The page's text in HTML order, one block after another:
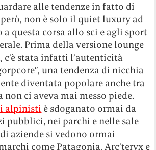
alle tendenze in fatto di
non è solo il quiet luxury ad
questa corsa allo sci e agli sport
Prima della versione lounge
c’è stata infatti l’autenticità
una tendenza di nicchia
diventata popolare anche tra
ci aveva mai messo piede.
alpinisti è sdoganato ormai da
pubblici, nei parchi e nelle sale
aziende si vedono ormai
come Patagonia, Arc’teryx e